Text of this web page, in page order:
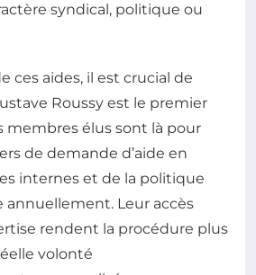
syndical, politique ou
ces aides, il est crucial de
Roussy est le premier
membres élus sont là pour
de demande d’aide en
internes et de la politique
annuellement. Leur accès
rendent la procédure plus
volonté